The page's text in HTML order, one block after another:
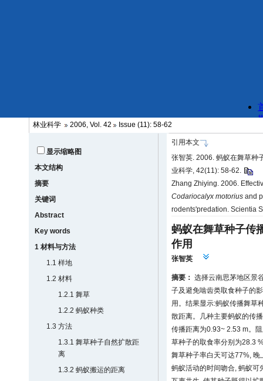
林业科学 2006, Vol. 42 Issue (11): 58-62
显示缩略图
本文结构
摘要
关键词
Abstract
Key words
1 材料与方法
1.1 样地
1.2 材料
1.2.1 舞草
1.2.2 蚂蚁种类
1.3 方法
1.3.1 舞草种子自然扩散距
离
1.3.2 蚂蚁搬运的距离
引用本文
张智英. 2006. 蚂蚁在舞草种
业科学, 42(11): 58-62.
Zhang Zhiying. 2006.
Codariocalyx motorius and
rodents'predation. Scientia
蚂蚁在舞草种子传
作用
张智英
摘要： 选择云南思茅地区景
子及避免啮齿类取食种子的
用。结果显示:蚂蚁传播舞草
散距离。几种主要蚂蚁的传
传播距离为0.93~ 2.53 m。
草种子的取食率分别为28.3
舞草种子率白天可达77%,
蚂蚁活动的时间吻合, 蚂蚁可